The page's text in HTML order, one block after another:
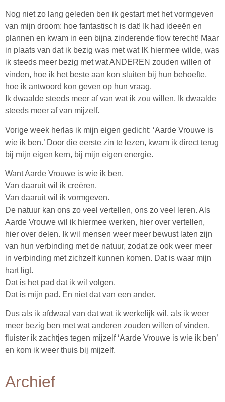
Nog niet zo lang geleden ben ik gestart met het vormgeven
van mijn droom: hoe fantastisch is dat! Ik had ideeën en
plannen en kwam in een bijna zinderende flow terecht! Maar
in plaats van dat ik bezig was met wat IK hiermee wilde, was
ik steeds meer bezig met wat ANDEREN zouden willen of
vinden, hoe ik het beste aan kon sluiten bij hun behoefte,
hoe ik antwoord kon geven op hun vraag.
Ik dwaalde steeds meer af van wat ik zou willen. Ik dwaalde
steeds meer af van mijzelf.
Vorige week herlas ik mijn eigen gedicht: ‘Aarde Vrouwe is
wie ik ben.’ Door die eerste zin te lezen, kwam ik direct terug
bij mijn eigen kern, bij mijn eigen energie.
Want Aarde Vrouwe is wie ik ben.
Van daaruit wil ik creëren.
Van daaruit wil ik vormgeven.
De natuur kan ons zo veel vertellen, ons zo veel leren. Als
Aarde Vrouwe wil ik hiermee werken, hier over vertellen,
hier over delen. Ik wil mensen weer meer bewust laten zijn
van hun verbinding met de natuur, zodat ze ook weer meer
in verbinding met zichzelf kunnen komen. Dat is waar mijn
hart ligt.
Dat is het pad dat ik wil volgen.
Dat is mijn pad. En niet dat van een ander.
Dus als ik afdwaal van dat wat ik werkelijk wil, als ik weer
meer bezig ben met wat anderen zouden willen of vinden,
fluister ik zachtjes tegen mijzelf ‘Aarde Vrouwe is wie ik ben’
en kom ik weer thuis bij mijzelf.
Archief